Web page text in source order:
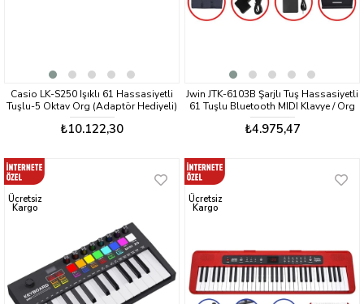
Casio LK-S250 Işıklı 61 Hassasiyetli
Tuşlu-5 Oktav Org (Adaptör Hediyeli)
₺10.122,30
Jwin JTK-6103B Şarjlı Tuş Hassasiyetli
61 Tuşlu Bluetooth MIDI Klavye / Org
(Çanta+Pedal+Adaptör)
₺4.975,47
Ücretsiz
Kargo
Ücretsiz
Kargo